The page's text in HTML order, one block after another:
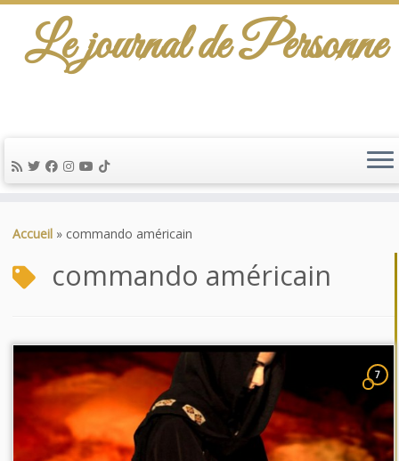
au
Le journal de Personne
Accueil » commando américain
commando américain
7